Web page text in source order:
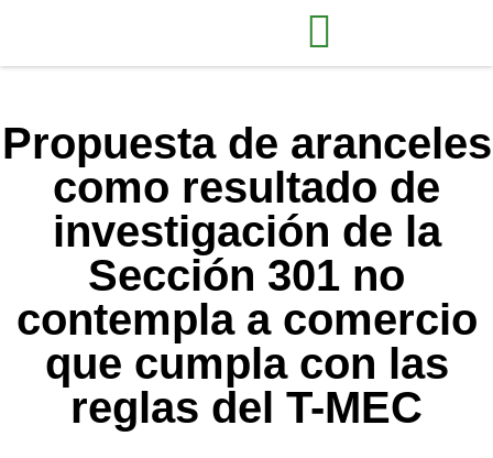
Propuesta de aranceles
como resultado de
investigación de la
Sección 301 no
contempla a comercio
que cumpla con las
reglas del T-MEC